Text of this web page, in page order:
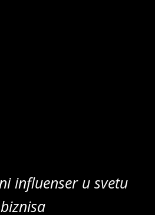
influenser u svetu
biznisa